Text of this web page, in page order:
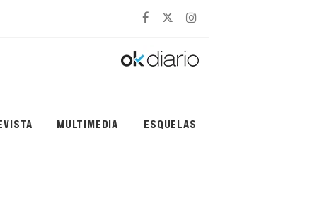
MULTIMEDIA ESQUELAS